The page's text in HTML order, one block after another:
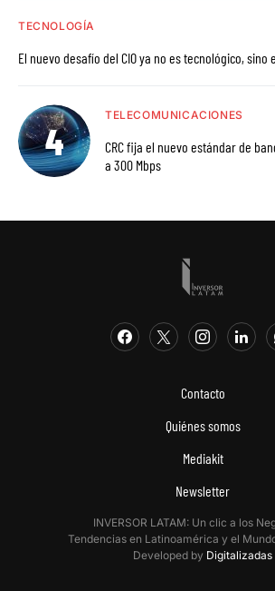
TECNOLOGÍA
El nuevo desafío del CIO ya no es tecnológico, sino
TELECOMUNICACIONES
CRC fija el nuevo estándar de
a 300 Mbps
Contacto
Quiénes somos
Mediakit
Newsletter
INVERSOR LATAM: Un clic a los
Tendencias en Latinoamérica y el
Developed by Digitalizadas